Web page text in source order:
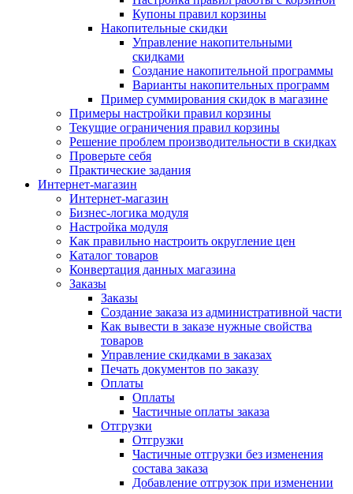
Купоны правил корзины
Накопительные скидки
Управление накопительными
скидками
Создание накопительной программы
Варианты накопительных программ
Пример суммирования скидок в магазине
Примеры настройки правил корзины
Текущие ограничения правил корзины
Решение проблем производительности в скидках
Проверьте себя
Практические задания
Интернет-магазин
Интернет-магазин
Бизнес-логика модуля
Настройка модуля
Как правильно настроить округление цен
Каталог товаров
Конвертация данных магазина
Заказы
Заказы
Создание заказа из административной части
Как вывести в заказе нужные свойства
товаров
Управление скидками в заказах
Печать документов по заказу
Оплаты
Оплаты
Частичные оплаты заказа
Отгрузки
Отгрузки
Частичные отгрузки без изменения
состава заказа
Добавление отгрузок при изменении